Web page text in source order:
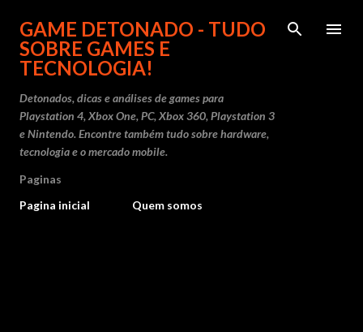
Pular para o conteúdo principal
GAME DETONADO - TUDO
SOBRE GAMES E
TECNOLOGIA!
Detonados, dicas e análises de games para
Playstation 4, Xbox One, PC, Xbox 360, Playstation 3
e Nintendo. Encontre também tudo sobre hardware,
tecnologia e o mercado mobile.
Paginas
Pagina inicial
Quem somos